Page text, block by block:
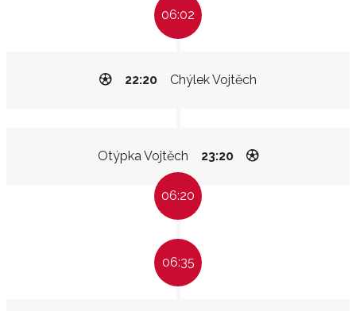
06:02
Chýlek Vojtěch
22:20
Otýpka Vojtěch 23:20
06:20
06:35